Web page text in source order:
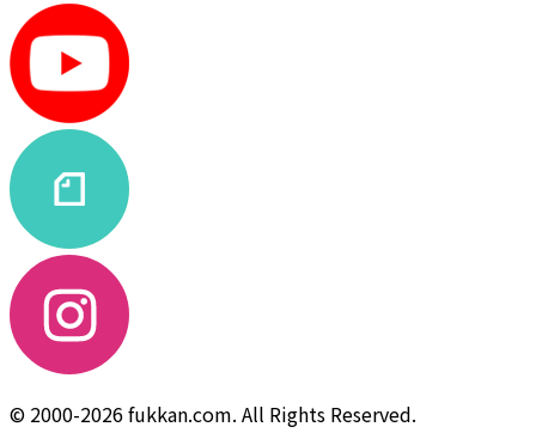
© 2000-2026 fukkan.com. All Rights Reserved.